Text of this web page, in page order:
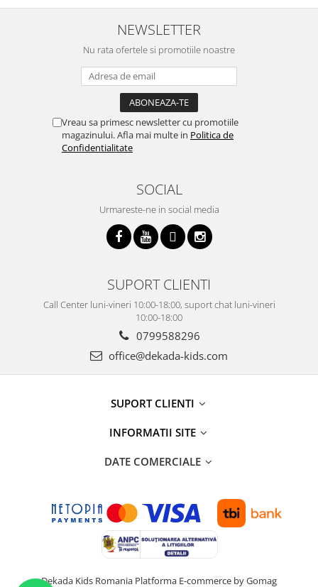
NEWSLETTER
Nu rata ofertele si promotiile noastre
Vreau sa primesc newsletter cu promotiile
magazinului. Afla mai multe in Politica de
Confidentialitate
SOCIAL
Urmareste-ne in social media
SUPORT CLIENTI
Call Center luni-vineri 10:00-18:00, suport chat luni-vineri
10:00-18:00
0799588296
office@dekada-kids.com
SUPORT CLIENTI
INFORMATII SITE
DATE COMERCIALE
Dekada Kids Romania Platforma E-commerce by Gomag